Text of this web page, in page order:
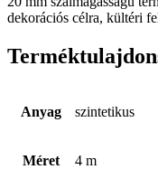
dekorációs célra, kültéri
Anyag szintetikus
Méret 4 m